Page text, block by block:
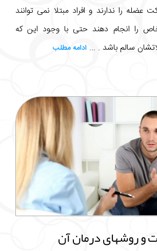
عضله را ندارند و افراد مبتلا نمی توانند
را انجام دهند حتی با وجود این که
سالم باشد . ... ادامه مطلب
و روشهای درمان آن